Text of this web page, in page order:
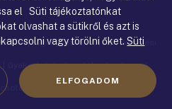
|Jogi nyilatkozat|Adatkezelési
| Gyakorlati tudnivalók a honlappal
el Süti tájékoztatónkat
olvashat a sütikről és azt is
vagy törölni őket.Süti
ELFOGADOM